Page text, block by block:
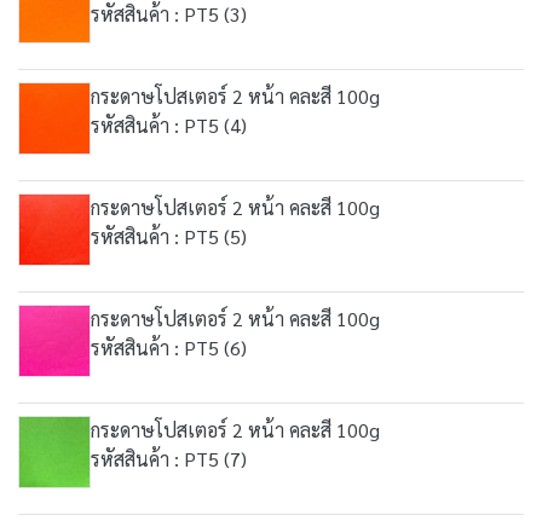
รหัสสินค้า : PT5 (3)
กระดาษโปสเตอร์ 2 หน้า คละสี 100g
รหัสสินค้า : PT5 (4)
กระดาษโปสเตอร์ 2 หน้า คละสี 100g
รหัสสินค้า : PT5 (5)
กระดาษโปสเตอร์ 2 หน้า คละสี 100g
รหัสสินค้า : PT5 (6)
กระดาษโปสเตอร์ 2 หน้า คละสี 100g
รหัสสินค้า : PT5 (7)